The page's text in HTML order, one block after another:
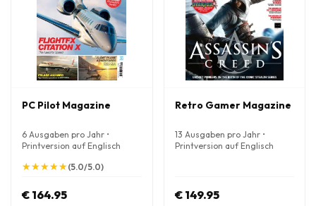
PC Pilot Magazine
6 Ausgaben pro Jahr •
Printversion auf Englisch
★
★★
★★
★★
★★
★(5.0/5.0)
€ 164.95
Retro Gamer Magazine
13 Ausgaben pro Jahr •
Printversion auf Englisch
€ 149.95